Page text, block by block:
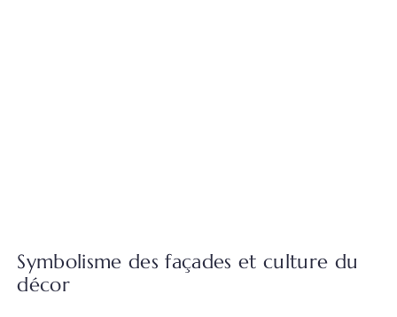
Symbolisme des façades et culture du
décor